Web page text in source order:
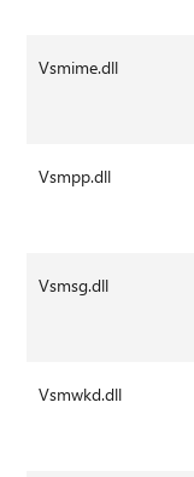
Vsmime.dll
Vsmpp.dll
Vsmsg.dll
Vsmwkd.dll